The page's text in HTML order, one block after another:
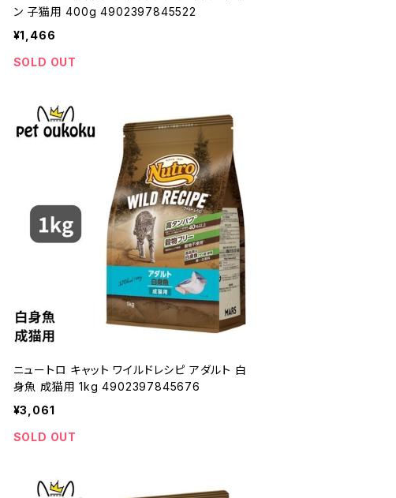
ン 子猫用 400g 4902397845522
¥1,466
SOLD OUT
ニュートロ キャット ワイルドレシピ アダルト 白
身魚 成猫用 1kg 4902397845676
¥3,061
SOLD OUT